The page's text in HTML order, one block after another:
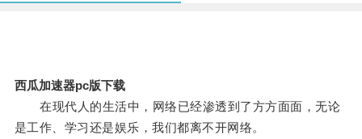
西瓜加速器pc版下载
在现代人的生活中，网络已经渗透到了方方面面，无论
是工作、学习还是娱乐，我们都离不开网络。